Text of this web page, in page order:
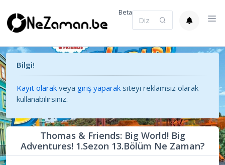
Beta
Bilgi!
Kayıt olarak veya giriş yaparak siteyi reklamsız olarak
kullanabilirsiniz.
Thomas & Friends: Big World! Big
Adventures! 1.Sezon 13.Bölüm Ne Zaman?